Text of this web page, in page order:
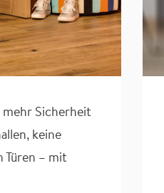
mehr Sicherheit
keine
Türen – mit